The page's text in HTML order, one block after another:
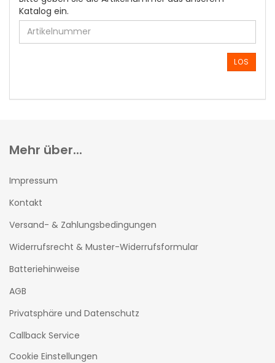
GEBEN
SIE
DIE
ARTIKELNUMMER
EIN.
Katalog ein.
LOS
Mehr über...
Impressum
Kontakt
Versand- & Zahlungsbedingungen
Widerrufsrecht & Muster-Widerrufsformular
Batteriehinweise
AGB
Privatsphäre und Datenschutz
Callback Service
Cookie Einstellungen